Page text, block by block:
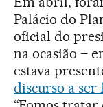
Palácio do
oficial do
na ocasião –
estava
discurso a ser